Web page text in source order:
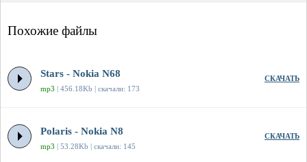
Похожие файлы
Stars - Nokia N68
mp3 | 456.18Kb | скачали: 173
СКАЧАТЬ
Polaris - Nokia N8
mp3 | 53.28Kb | скачали: 145
СКАЧАТЬ